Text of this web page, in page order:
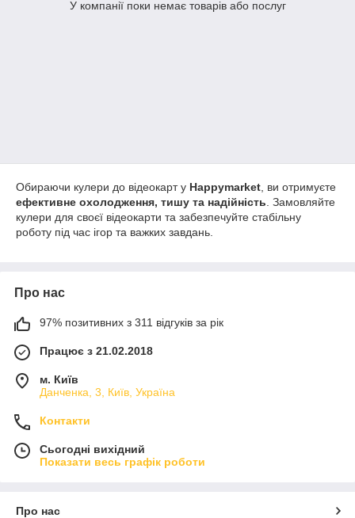
У компанії поки немає товарів або послуг
Обираючи кулери до відеокарт у Happymarket, ви отримуєте
ефективне охолодження, тишу та надійність. Замовляйте
кулери для своєї відеокарти та забезпечуйте стабільну
роботу під час ігор та важких завдань.
Про нас
97% позитивних з 311 відгуків за рік
Працює з 21.02.2018
м. Київ
Данченка, 3, Київ, Україна
Контакти
Сьогодні вихідний
Показати весь графік роботи
Про нас